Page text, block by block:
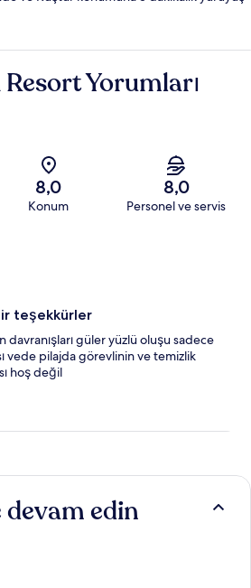
Yorumları
8,0
Konum
8,0
Personel ve servis
teşekkürler
davranışları güler yüzlü oluşu sadece
vede pilajda görevlinin ve temizlik
hoş değil
edin